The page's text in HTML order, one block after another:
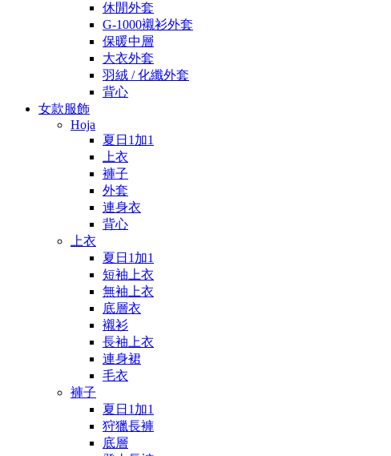
休閒外套
G-1000襯衫外套
保暖中層
大衣外套
羽絨 / 化纖外套
背心
女款服飾
Hoja
夏日1加1
上衣
褲子
外套
連身衣
背心
上衣
夏日1加1
短袖上衣
無袖上衣
底層衣
襯衫
長袖上衣
連身裙
毛衣
褲子
夏日1加1
狩獵長褲
底層